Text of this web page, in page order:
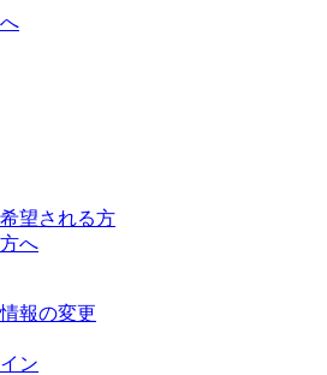
望される方
へ
報の変更
ン